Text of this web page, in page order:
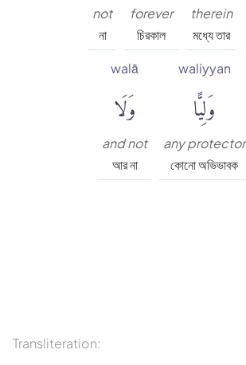
therein
মধ্যে তার
forever
চিরকাল
not
না
waliyyan
وَلِيًّا
any protector
কোনো অভিভাবক
walā
وَلَا
and not
আর না
Transliteration: